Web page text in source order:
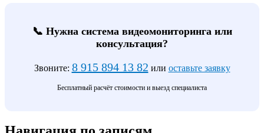
📞 Нужна система видеомониторинга или
консультация?
Звоните: 8 915 894 13 82 или оставьте заявку
Бесплатный расчёт стоимости и выезд специалиста